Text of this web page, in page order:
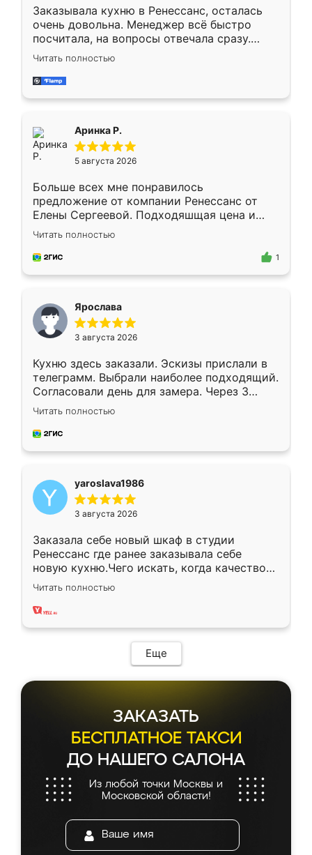
Заказывала кухню в Ренессанс, осталась
очень довольна. Менеджер всё быстро
посчитала, на вопросы отвечала сразу.
Замерщик приехал в субботу, подошёл к
делу со всей ответственностью. Собрали
за день, ребята работали аккуратно, даже
Читать полностью
Аринка Р.
5 августа 2026
Больше всех мне понравилось
предложение от компании Ренессанс от
Елены Сергеевой. Подходяшщая цена и
короткие сроки изготовления. Приехавший
для замера сотрудник Владислав
предложил по моему эскизу самый
Читать полностью
1
Ярослава
3 августа 2026
Кухню здесь заказали. Эскизы прислали в
телеграмм. Выбрали наиболее подходящий.
Согласовали день для замера. Через 3
недели кухня была уже готова. Остались
довольны работой. Спасибо Ренессанс
мебель за качественную работу!
Читать полностью
yaroslava1986
3 августа 2026
Заказала себе новый шкаф в студии
Ренессанс где ранее заказывала себе
новую кухню.Чего искать, когда качеством
вполне довольна. Служит кухня уже почти
два года, нареканий нет.
Читать полностью
Еще
ЗАКАЗАТЬ
БЕСПЛАТНОЕ ТАКСИ
ДО НАШЕГО САЛОНА
Из любой точки Москвы и
Московской области!